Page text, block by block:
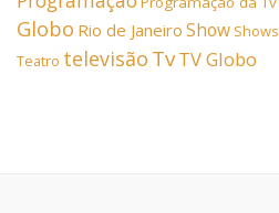
Globo Rio de Janeiro Show Shows
Teatro televisão TvTV Globo